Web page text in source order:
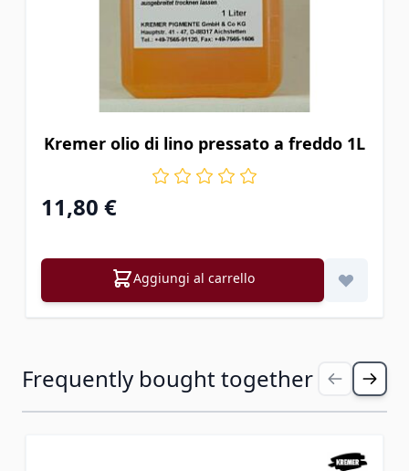
Kremer olio di lino pressato a freddo 1L
11,80 €
Aggiungi al carrello
Premi per saltare il carosello
Frequently bought together